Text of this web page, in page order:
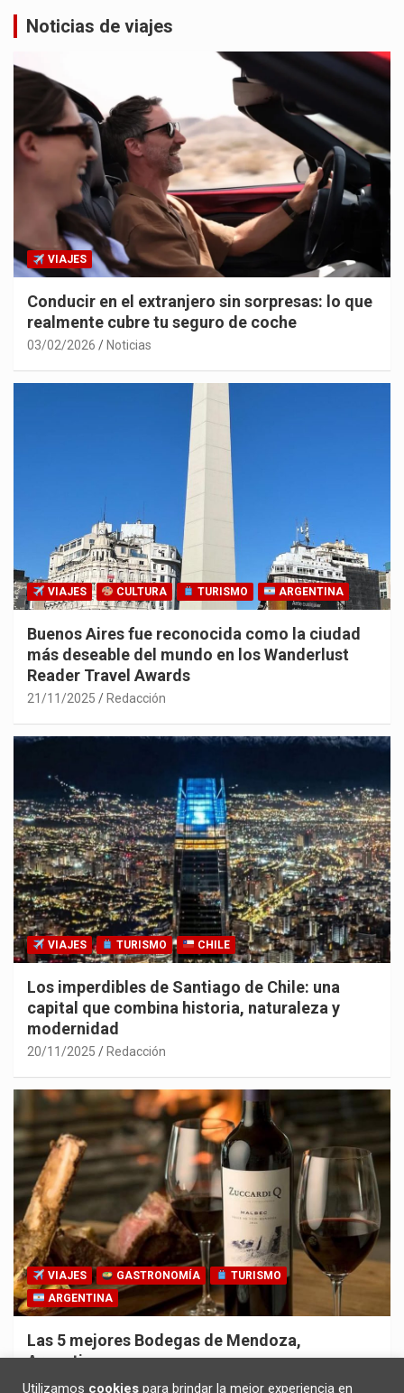
Noticias de viajes
VIAJES
Conducir en el extranjero sin sorpresas: lo que
realmente cubre tu seguro de coche
03/02/2026 Noticias
VIAJES CULTURA TURISMO ARGENTINA
Buenos Aires fue reconocida como la ciudad
más deseable del mundo en los Wanderlust
Reader Travel Awards
21/11/2025 Redacción
VIAJES TURISMO CHILE
Los imperdibles de Santiago de Chile: una
capital que combina historia, naturaleza y
modernidad
20/11/2025 Redacción
VIAJES GASTRONOMÍA
TURISMO
ARGENTINA
Las 5 mejores Bodegas de Mendoza,
Argentina
30/10/2025 Redacción
Utilizamos cookies para brindar la mejor experiencia en